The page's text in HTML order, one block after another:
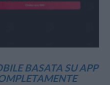
BASATA SU APP